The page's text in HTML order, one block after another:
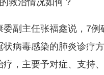
治情况如何？
主任张福鑫说，7例
病毒感染的肺炎诊疗
，主要予对症、支持